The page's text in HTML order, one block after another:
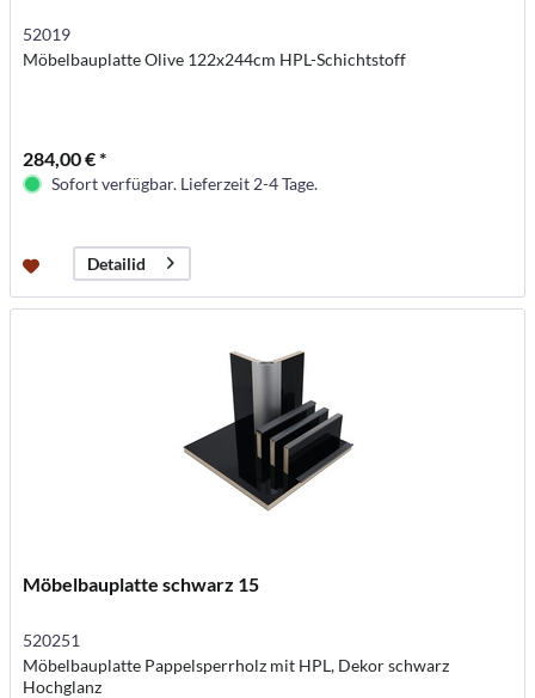
52019
Möbelbauplatte Olive 122x244cm HPL-Schichtstoff
284,00 € *
Sofort verfügbar. Lieferzeit 2-4 Tage.
Detailid
Möbelbauplatte schwarz 15
520251
Möbelbauplatte Pappelsperrholz mit HPL, Dekor schwarz
Hochglanz